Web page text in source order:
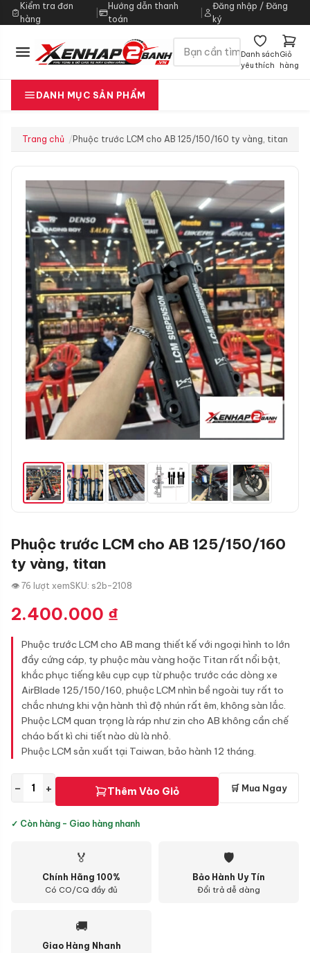
Kiểm tra đơn
hàng
|
Hướng dẫn thanh
toán
Đăng nhập / Đăng
ký
Danh sách
yêu thích
Giỏ
hàng
DANH MỤC SẢN PHẨM
Trang chủ Phuộc trước LCM cho AB 125/150/160 ty vàng, titan
Phuộc trước LCM cho AB 125/150/160
ty vàng, titan
👁 76 lượt xemSKU: s2b-2108
2.400.000 ₫
Phuộc trước LCM cho AB mang thiết kế với ngoại hình to lớn
đầy cứng cáp, ty phuộc màu vàng hoặc Titan rất nổi bật,
khắc phục tiếng kêu cụp cụp từ phuộc trước các dòng xe
AirBlade 125/150/160, phuộc LCM nhìn bề ngoài tuy rất to
chắc nhưng khi vận hành thì độ nhún rất êm, không sàn lắc.
Phuộc LCM quan trọng là ráp như zin cho AB không cần chế
cháo bất kì chi tiết nào dù là nhỏ.
Phuộc LCM sản xuất tại Taiwan, bảo hành 12 tháng.
− + Thêm Vào Giỏ 🛒 Mua Ngay
✓ Còn hàng - Giao hàng nhanh
🏅
Chính Hãng 100%
Có CO/CQ đầy đủ
🛡
Bảo Hành Uy Tín
Đổi trả dễ dàng
🚚
Giao Hàng Nhanh